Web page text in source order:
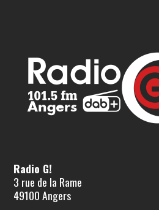
Radio G!
3 rue de la Rame
49100 Angers